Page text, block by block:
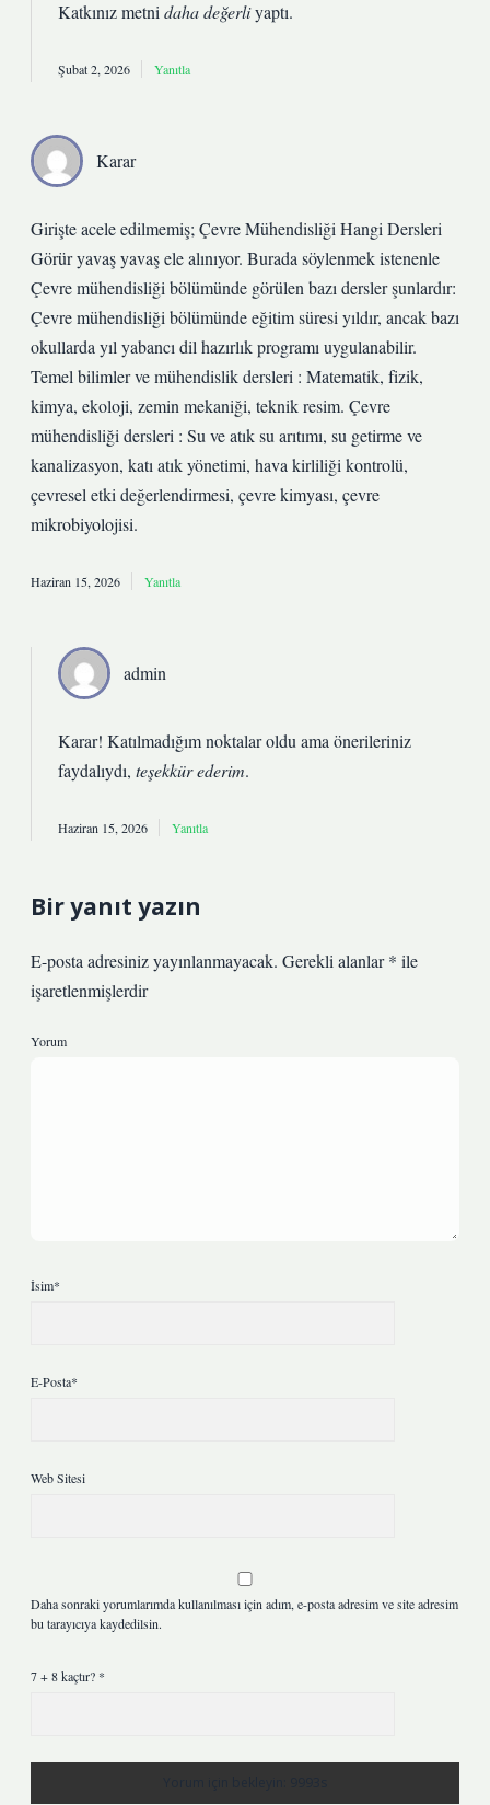
Katkınız metni daha değerliyaptı.
Şubat 2, 2026 Yanıtla
Karar
Girişte acele edilmemiş; Çevre Mühendisliği Hangi Dersleri
Görür yavaş yavaş ele alınıyor. Burada söylenmek istenenle
Çevre mühendisliği bölümünde görülen bazı dersler şunlardır:
Çevre mühendisliği bölümünde eğitim süresi yıldır, ancak bazı
okullarda yıl yabancı dil hazırlık programı uygulanabilir.
Temel bilimler ve mühendislik dersleri : Matematik, fizik,
kimya, ekoloji, zemin mekaniği, teknik resim. Çevre
mühendisliği dersleri : Su ve atık su arıtımı, su getirme ve
kanalizasyon, katı atık yönetimi, hava kirliliği kontrolü,
çevresel etki değerlendirmesi, çevre kimyası, çevre
mikrobiyolojisi.
Haziran 15, 2026 Yanıtla
admin
Karar! Katılmadığım noktalar oldu ama önerileriniz
faydalıydı, teşekkür ederim.
Haziran 15, 2026 Yanıtla
Bir yanıt yazın
E-posta adresiniz yayınlanmayacak. Gerekli alanlar* ile
işaretlenmişlerdir
Yorum
İsim*
E-Posta*
Web Sitesi
Daha sonraki yorumlarımda kullanılması için adım, e-posta adresim ve site adresim
bu tarayıcıya kaydedilsin.
7 + 8 kaçtır? *